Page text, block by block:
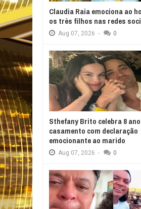
Claudia Raia emociona ao
os três filhos nas redes
Aug 07, 2026 - 0
Sthefany Brito celebra 8
casamento com declaração
emocionante ao marido
Aug 07, 2026 - 0